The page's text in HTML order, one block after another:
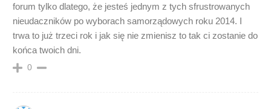
forum tylko dlatego, że jesteś jednym z tych sfrustrowanych
nieudaczników po wyborach samorządowych roku 2014. I
trwa to już trzeci rok i jak się nie zmienisz to tak ci zostanie do
końca twoich dni.
0